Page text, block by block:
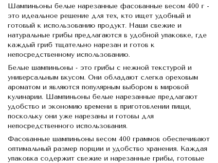
Шампиньоны белые нарезанные фасованные весом 400 г -
это идеальное решение для тех, кто ищет удобный и
готовый к использованию продукт. Наши свежие и
натуральные грибы предлагаются в удобной упаковке, где
каждый гриб тщательно нарезан и готов к
непосредственному использованию.
Белые шампиньоны - это грибы с нежной текстурой и
универсальным вкусом. Они обладают слегка ореховым
ароматом и являются популярным выбором в мировой
кулинарии. Шампиньоны белые нарезанные предлагают
удобство и экономию времени в приготовлении пищи,
поскольку они уже нарезаны и готовы для
непосредственного использования.
Фасованные шампиньоны весом 400 граммов обеспечивают
оптимальный размер порции и удобство хранения. Каждая
упаковка содержит свежие и нарезанные грибы, готовые